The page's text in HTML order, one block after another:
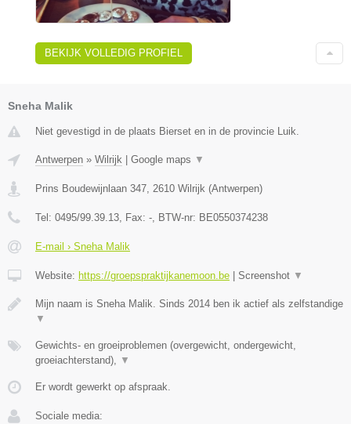
BEKIJK VOLLEDIG PROFIEL
Sneha Malik
Niet gevestigd in de plaats Bierset en in de provincie Luik.
Antwerpen » Wilrijk Google maps ▼
Prins Boudewijnlaan 347, 2610 Wilrijk (Antwerpen)
Tel: 0495/99.39.13, Fax: -, BTW-nr: BE0550374238
E-mail › Sneha Malik
Website: https://groepspraktijkanemoon.be Screenshot ▼
Mijn naam is Sneha Malik. Sinds 2014 ben ik actief als zelfstandige
▼
Gewichts- en groeiproblemen (overgewicht, ondergewicht,
groeiachterstand), ▼
Er wordt gewerkt op afspraak.
Sociale media: